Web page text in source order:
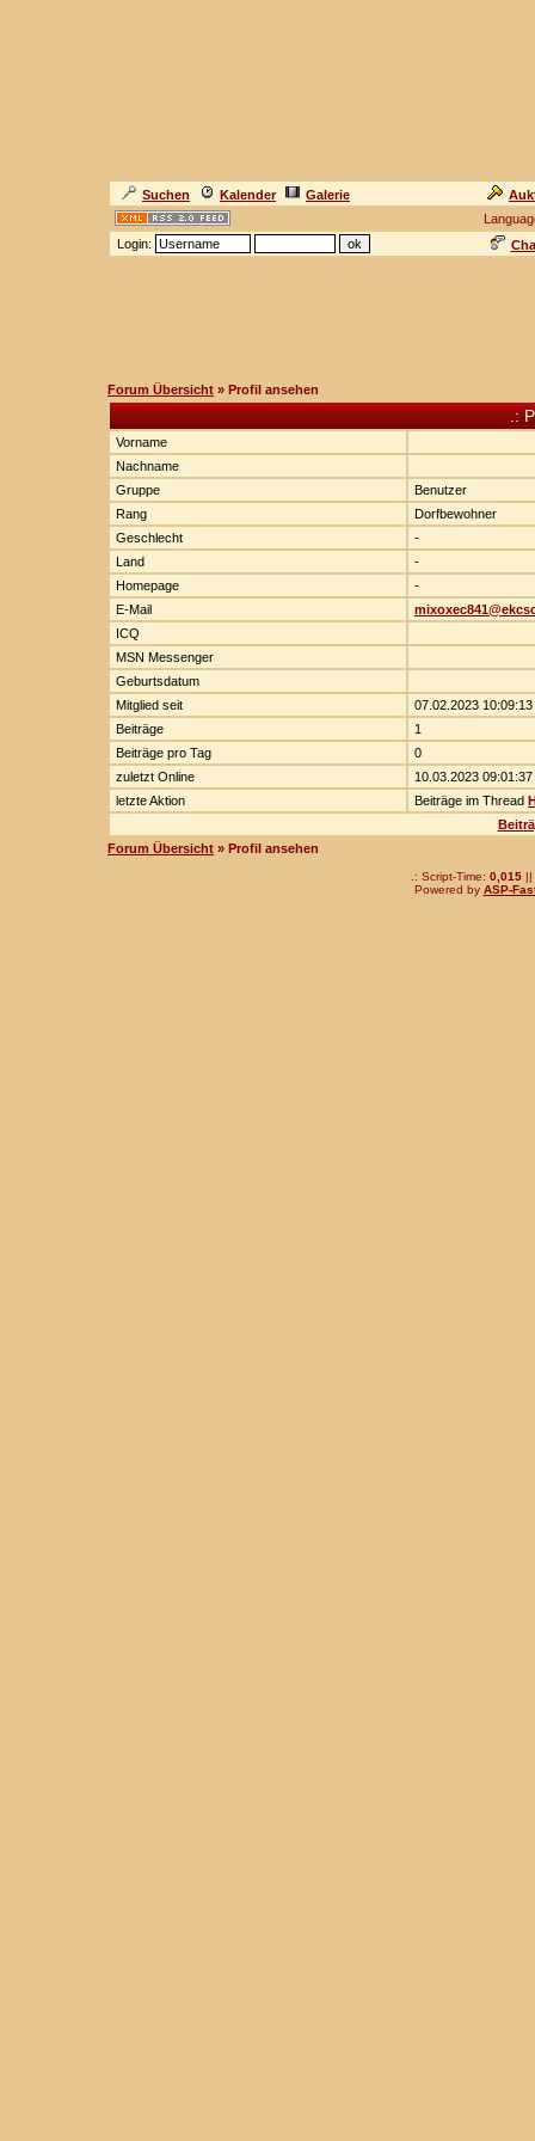
Suchen Kalender Galerie
Login:
Forum Übersicht » Profil ansehen
.:
Vorname
Nachname
Gruppe
Benutzer
Rang
Dorfbewohner
Geschlecht
-
Land
-
Homepage
-
E-Mail
ICQ
MSN Messenger
Geburtsdatum
Mitglied seit
07.02.2023 10:09:13
Beiträge
1
Beiträge pro Tag
0
zuletzt Online
10.03.2023 09:01:37
letzte Aktion
Beiträge im Thread
Forum Übersicht » Profil ansehen
.: Script-Time: 0,015||
Powered by ASP-